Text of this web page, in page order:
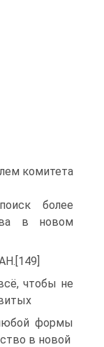
комитета
более
в новом
чтобы не
формы
в новой